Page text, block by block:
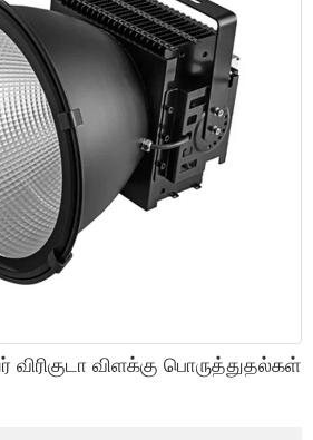
விரிகுடா விளக்கு பொருத்துதல்கள்